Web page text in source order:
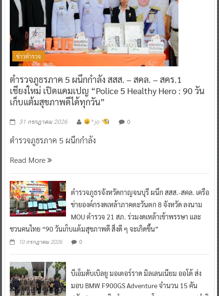
ข่าวตำรวจ
ตำรวจภูธรภาค 5 ผนึกกำลัง สสส. – สคล. – สคร.1
เชียงใหม่ เปิดแคมเปญ “Police 5 Healthy Hero : 90 วัน
เก็บแต้มสุขภาพดีได้ทุกวัน”
31 กรกฎาคม 2026 ^ jo ^ 0
ตำรวจภูธรภาค 5 ผนึกกำลัง
Read More
ตำรวจภูธรจังหวัดกาญจนบุรี ผนึก สสส.-สคล. เครือ
ข่ายองค์กรงดเหล้าภาคตะวันตก 8 จังหวัด ลงนาม
MOU ตำรวจ 21 สภ. ร่วมงดเหล้าเข้าพรรษา และ
ชวนคนไทย “90 วันเก็บแต้มสุขภาพดี สิ่งดี ๆ จะเกิดขึ้น”
10 กรกฎาคม 2026 0
บีเอ็มดับเบิลยู มอเตอร์ราด มิลเลนเนียม ออโต้ ส่ง
มอบ BMW F900GS Adventure จำนวน 15 คัน